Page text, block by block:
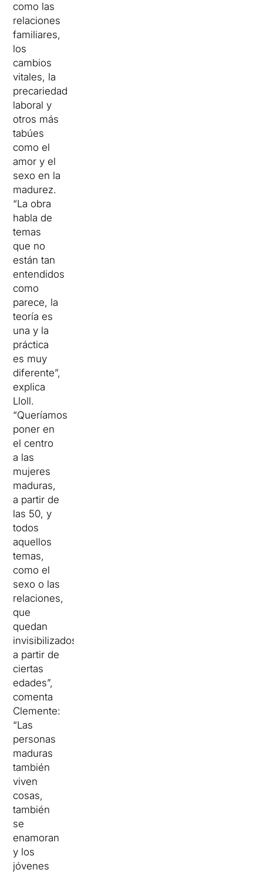
como las
relaciones
familiares,
los
cambios
vitales, la
precariedad
laboral y
otros más
tabúes
como el
amor y el
sexo en la
madurez.
“La obra
habla de
temas
que no
están tan
entendidos
como
parece, la
teoría es
una y la
práctica
es muy
diferente”,
explica
Lloll.
“Queríamos
poner en
el centro
a las
mujeres
maduras,
a partir de
las 50, y
todos
aquellos
temas,
como el
sexo o las
relaciones,
que
quedan
invisibilizados
a partir de
ciertas
edades”,
comenta
Clemente:
“Las
personas
maduras
también
viven
cosas,
también
se
enamoran
y los
jóvenes